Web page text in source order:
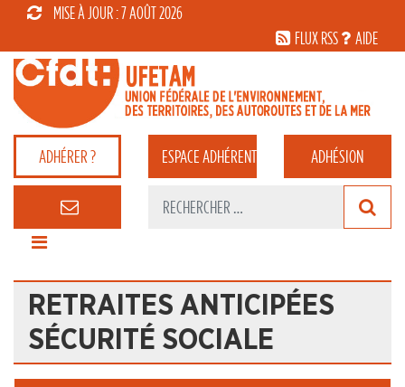
MISE À JOUR : 7 AOÛT 2026
FLUX RSS
AIDE
ADHÉRER ? ESPACEADHÉRENT ADHÉSION
RETRAITES ANTICIPÉES
SÉCURITÉ SOCIALE